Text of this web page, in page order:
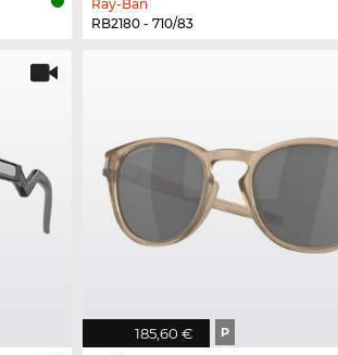
Ray-Ban
RB2180 - 710/83
185,60 € P